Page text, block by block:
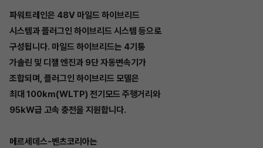
파워트레인은 48V 마일드 하이브리드
시스템과 플러그인 하이브리드 시스템 등으로
구성됩니다. 마일드 하이브리드는 4기통
가솔린 및 디젤 엔진과 9단 자동변속기가
조합되며, 플러그인 하이브리드 모델은
최대 100km(WLTP) 전기모드 주행거리와
95kW급 고속 충전을 지원합니다.
메르세데스-벤츠코리아는